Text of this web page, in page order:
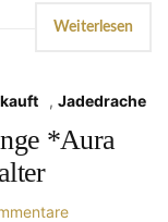
Weiterlesen
, Jadedrache
*Aura